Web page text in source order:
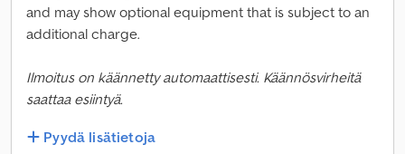
and may show optional equipment that is subject to an
additional charge.
Ilmoitus on käännetty automaattisesti. Käännösvirheitä
saattaa esiintyä.
Pyydä lisätietoja